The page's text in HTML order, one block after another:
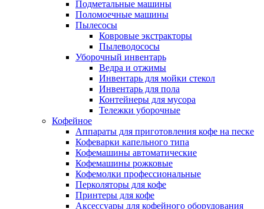
Подметальные машины
Поломоечные машины
Пылесосы
Ковровые экстракторы
Пылеводососы
Уборочный инвентарь
Ведра и отжимы
Инвентарь для мойки стекол
Инвентарь для пола
Контейнеры для мусора
Тележки уборочные
Кофейное
Аппараты для приготовления кофе на песке
Кофеварки капельного типа
Кофемашины автоматические
Кофемашины рожковые
Кофемолки профессиональные
Перколяторы для кофе
Принтеры для кофе
Аксессуары для кофейного оборудования